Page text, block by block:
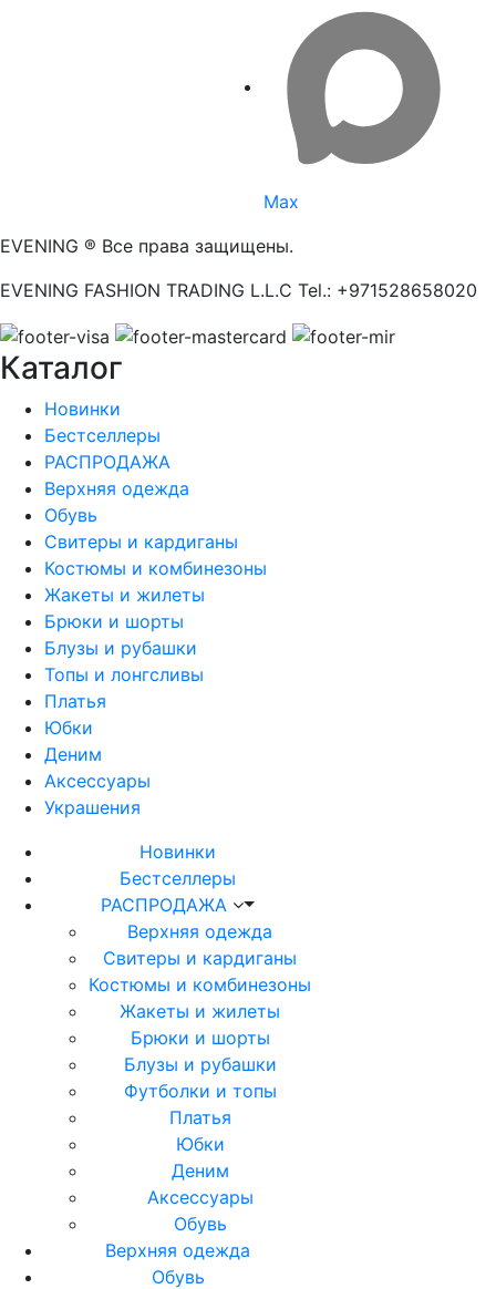
Max
EVENING ® Все права защищены.
EVENING FASHION TRADING L.L.C Tel.: +971528658020
Каталог
Новинки
Бестселлеры
РАСПРОДАЖА
Верхняя одежда
Обувь
Свитеры и кардиганы
Костюмы и комбинезоны
Жакеты и жилеты
Брюки и шорты
Блузы и рубашки
Топы и лонгсливы
Платья
Юбки
Деним
Аксессуары
Украшения
Новинки
Бестселлеры
РАСПРОДАЖА
Верхняя одежда
Свитеры и кардиганы
Костюмы и комбинезоны
Жакеты и жилеты
Брюки и шорты
Блузы и рубашки
Футболки и топы
Платья
Юбки
Деним
Аксессуары
Обувь
Верхняя одежда
Обувь